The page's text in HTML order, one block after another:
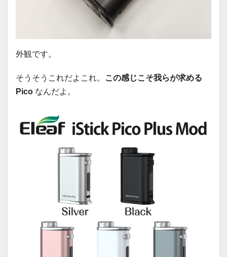
外観です。
そうそうこれだよこれ。
この感じこそ我らが求める
Pico なんだよ。